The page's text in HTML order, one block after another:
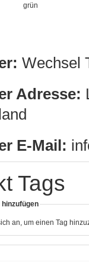
grün
Wechsel
Adresse:
E-Mail:
Tags
hinzufügen
an, um einen Tag